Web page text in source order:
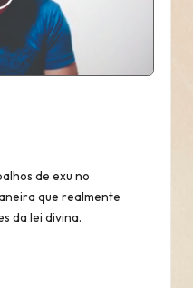
de exu no
que realmente
da lei divina.